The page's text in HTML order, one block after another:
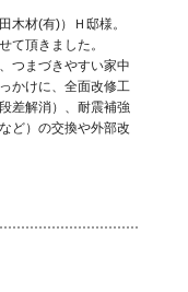
木材(有)）Ｈ邸様。
て頂きました。
つまづきやすい家中
かけに、全面改修工
差解消）、耐震補強
ど）の交換や外部改